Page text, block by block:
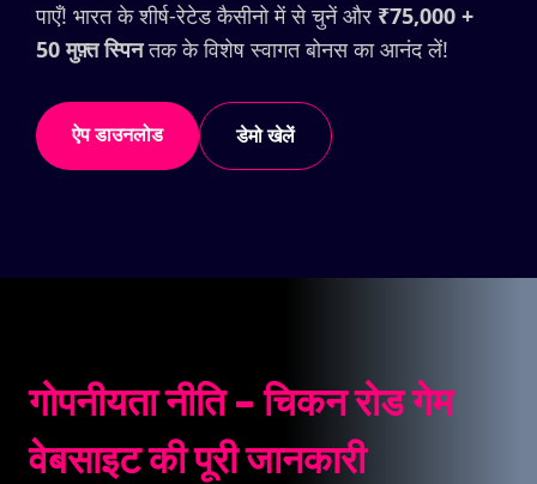
पाएँ! भारत के शीर्ष-रेटेड कैसीनो में से चुनें और ₹75,000 +
50 मुफ़्त स्पिनतक के विशेष स्वागत बोनस का आनंद लें!
ऐप डाउनलोड डेमो खेलें
गोपनीयता नीति – चिकन रोड गेम
वेबसाइट की पूरी जानकारी